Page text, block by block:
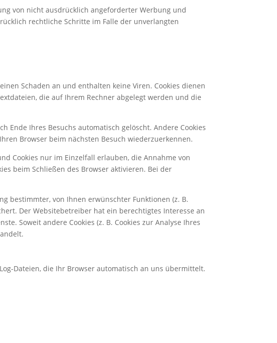
von nicht ausdrücklich angeforderter Werbung und
rechtliche Schritte im Falle der unverlangten
Schaden an und enthalten keine Viren. Cookies dienen
die auf Ihrem Rechner abgelegt werden und die
Ende Ihres Besuchs automatisch gelöscht. Andere Cookies
Browser beim nächsten Besuch wiederzuerkennen.
Cookies nur im Einzelfall erlauben, die Annahme von
beim Schließen des Browser aktivieren. Bei der
bestimmter, von Ihnen erwünschter Funktionen (z. B.
Der Websitebetreiber hat ein berechtigtes Interesse an
Soweit andere Cookies (z. B. Cookies zur Analyse Ihres
Dateien, die Ihr Browser automatisch an uns übermittelt.